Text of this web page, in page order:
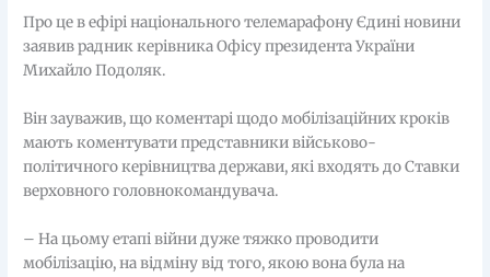
Про це в ефірі національного телемарафону Єдині новини
заявив радник керівника Офісу президента України
Михайло Подоляк.
Він зауважив, що коментарі щодо мобілізаційних кроків
мають коментувати представники військово-
політичного керівництва держави, які входять до Ставки
верховного головнокомандувача.
– На цьому етапі війни дуже тяжко проводити
мобілізацію, на відміну від того, якою вона була на